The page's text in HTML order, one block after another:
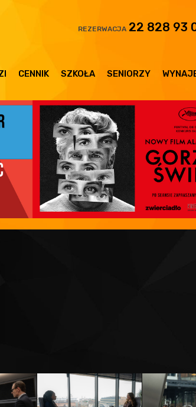
REZERWACJA 22 828 93
CENNIK SZKOŁA SENIORZY